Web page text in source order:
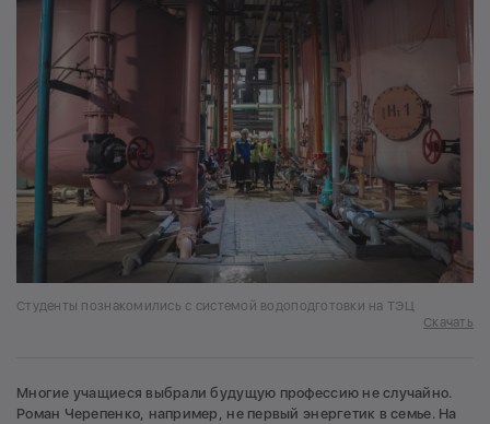
Студенты познакомились с системой водоподготовки на ТЭЦ
Скачать
Многие учащиеся выбрали будущую профессию не случайно.
Роман Черепенко, например, не первый энергетик в семье. На